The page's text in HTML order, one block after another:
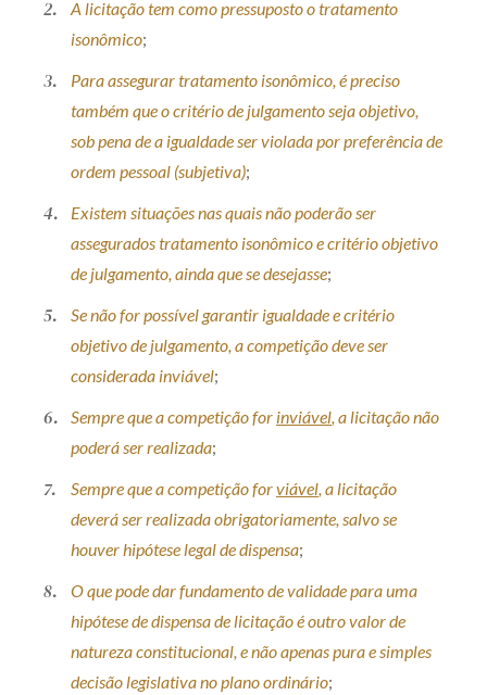
A licitação tem como pressuposto o tratamento
isonômico;
Para assegurar tratamento isonômico, é preciso
também que o critério de julgamento seja objetivo,
sob pena de a igualdade ser violada por preferência de
ordem pessoal (subjetiva);
Existem situações nas quais não poderão ser
assegurados tratamento isonômico e critério objetivo
de julgamento, ainda que se desejasse;
Se não for possível garantir igualdade e critério
objetivo de julgamento, a competição deve ser
considerada inviável;
Sempre que a competição for inviável, a licitação não
poderá ser realizada;
Sempre que a competição forviável, a licitação
deverá ser realizada obrigatoriamente, salvo se
houver hipótese legal de dispensa;
O que pode dar fundamento de validade para uma
hipótese de dispensa de licitação é outro valor de
natureza constitucional, e não apenas pura e simples
decisão legislativa no plano ordinário;